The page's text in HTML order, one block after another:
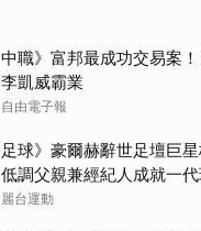
中職》富邦最成功交易案
李凱威霸業
自由電子報
足球》豪爾赫辭世足壇巨
低調父親兼經紀人成就一
麗台運動